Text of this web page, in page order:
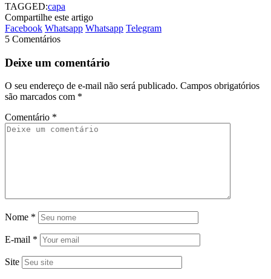
TAGGED:capa
Compartilhe este artigo
Facebook Whatsapp Whatsapp Telegram
5 Comentários
Deixe um comentário
O seu endereço de e-mail não será publicado. Campos obrigatórios
são marcados com *
Comentário *
Nome *
E-mail *
Site